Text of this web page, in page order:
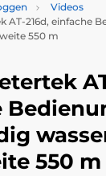
Videos
AT-216d, einfache
550 m
550 m